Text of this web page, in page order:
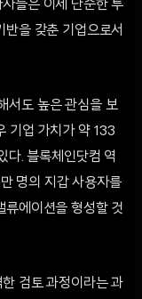
들은 이제 단순한 투
반을 갖춘 기업으로서
서도 높은 관심을 보
기업 가치가 약 133
다. 블록체인닷컴 역
명의 지갑 사용자를
류에이션을 형성할 것
검토 과정이라는 과